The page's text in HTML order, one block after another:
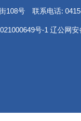
108号 联系电话:
号-1 辽公网安